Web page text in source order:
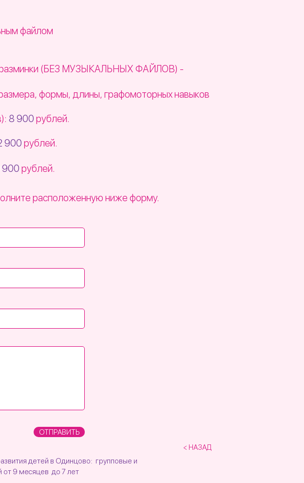
файлом
разминки (БЕЗ МУЗЫКАЛЬНЫХ ФАЙЛОВ) -
формы, длины, графомоторных навыков
8 900 рублей.
900 рублей.
900 рублей.
расположенную ниже форму.
ОТПРАВИТЬ
< НАЗАД
детей в Одинцово: групповые и
от 9 месяцев до 7 лет